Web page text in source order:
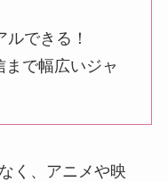
できる！
で幅広いジャ
く、アニメや映